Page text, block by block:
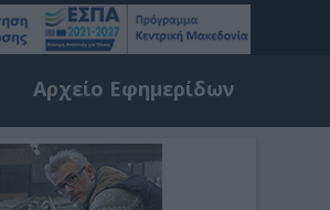
Αρχείο Εφημερίδων